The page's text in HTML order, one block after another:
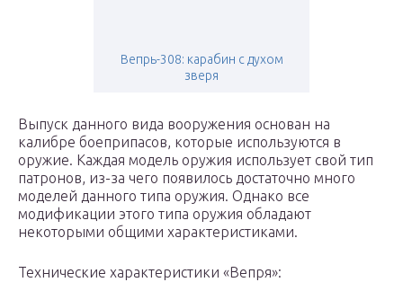
Вепрь-308: карабин с духом
зверя
Выпуск данного вида вооружения основан на
калибре боеприпасов, которые используются в
оружие. Каждая модель оружия использует свой тип
патронов, из-за чего появилось достаточно много
моделей данного типа оружия. Однако все
модификации этого типа оружия обладают
некоторыми общими характеристиками.
Технические характеристики «Вепря»: